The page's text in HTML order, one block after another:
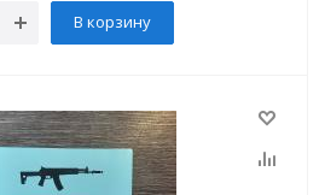
В корзину